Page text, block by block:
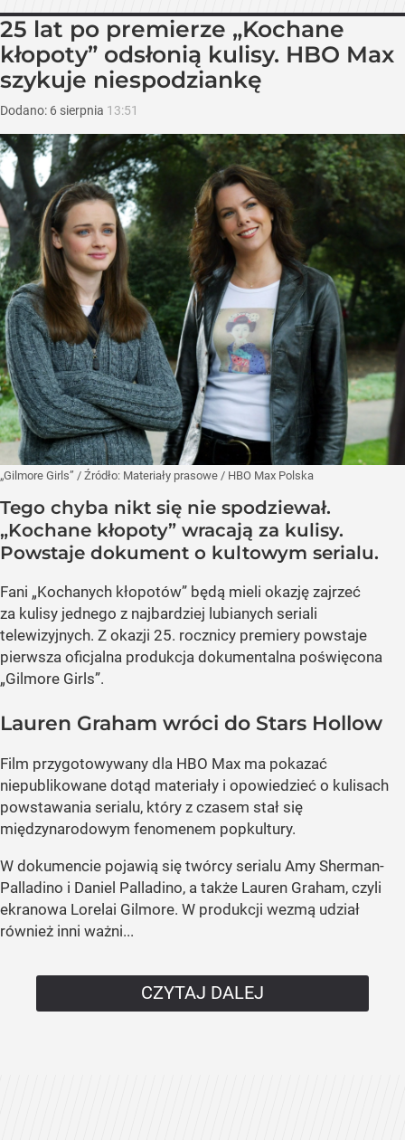
25 lat po premierze „Kochane
kłopoty” odsłonią kulisy. HBO Max
szykuje niespodziankę
Dodano: 6 sierpnia 13:51
„Gilmore Girls” / Źródło: Materiały prasowe / HBO Max Polska
Tego chyba nikt się nie spodziewał.
„Kochane kłopoty” wracają za kulisy.
Powstaje dokument o kultowym serialu.
Fani „Kochanych kłopotów” będą mieli okazję zajrzeć
za kulisy jednego z najbardziej lubianych seriali
telewizyjnych. Z okazji 25. rocznicy premiery powstaje
pierwsza oficjalna produkcja dokumentalna poświęcona
„Gilmore Girls”.
Lauren Graham wróci do Stars Hollow
Film przygotowywany dla HBO Max ma pokazać
niepublikowane dotąd materiały i opowiedzieć o kulisach
powstawania serialu, który z czasem stał się
międzynarodowym fenomenem popkultury.
W dokumencie pojawią się twórcy serialu Amy Sherman-
Palladino i Daniel Palladino, a także Lauren Graham, czyli
ekranowa Lorelai Gilmore. W produkcji wezmą udział
również inni ważni...
CZYTAJ DALEJ